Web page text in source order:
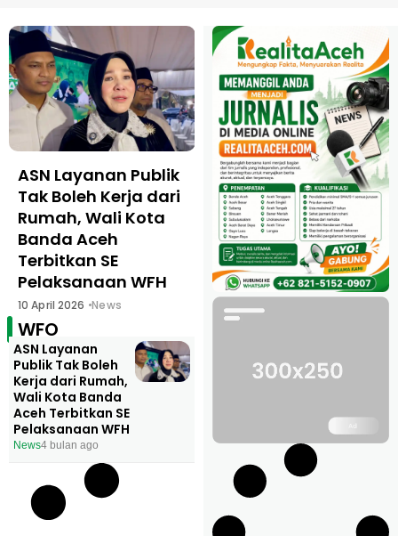
ASN Layanan Publik
Tak Boleh Kerja dari
Rumah, Wali Kota
Banda Aceh
Terbitkan SE
Pelaksanaan WFH
10 April 2026 News
WFO
ASN Layanan
Publik Tak Boleh
Kerja dari Rumah,
Wali Kota Banda
Aceh Terbitkan SE
Pelaksanaan WFH
News4 bulan ago